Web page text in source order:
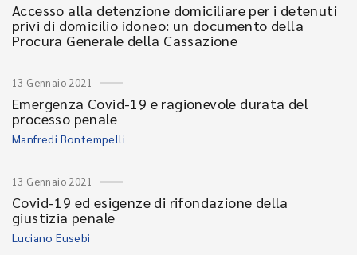
Accesso alla detenzione domiciliare per i detenuti
privi di domicilio idoneo: un documento della
Procura Generale della Cassazione
13 Gennaio 2021
Emergenza Covid-19 e ragionevole durata del
processo penale
Manfredi Bontempelli
13 Gennaio 2021
Covid-19 ed esigenze di rifondazione della
giustizia penale
Luciano Eusebi